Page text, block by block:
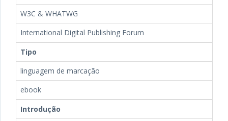
W3C & WHATWG
International Digital Publishing Forum
Tipo
linguagem de marcação
ebook
Introdução